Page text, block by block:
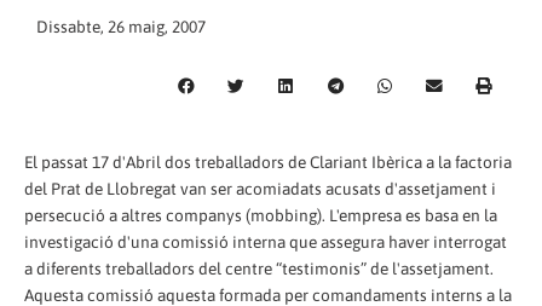
Dissabte, 26 maig, 2007
El passat 17 d'Abril dos treballadors de Clariant Ibèrica a la factoria
del Prat de Llobregat van ser acomiadats acusats d'assetjament i
persecució a altres companys (mobbing). L'empresa es basa en la
investigació d'una comissió interna que assegura haver interrogat
a diferents treballadors del centre “testimonis” de l'assetjament.
Aquesta comissió aquesta formada per comandaments interns a la